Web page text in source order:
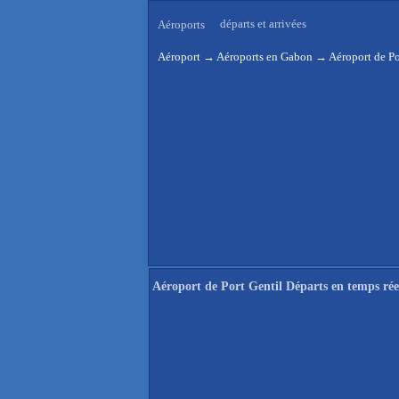
Aéroports départs et arrivées
Aéroport → Aéroports en Gabon → Aéroport de
Aéroport de Port Gentil Départs en temps